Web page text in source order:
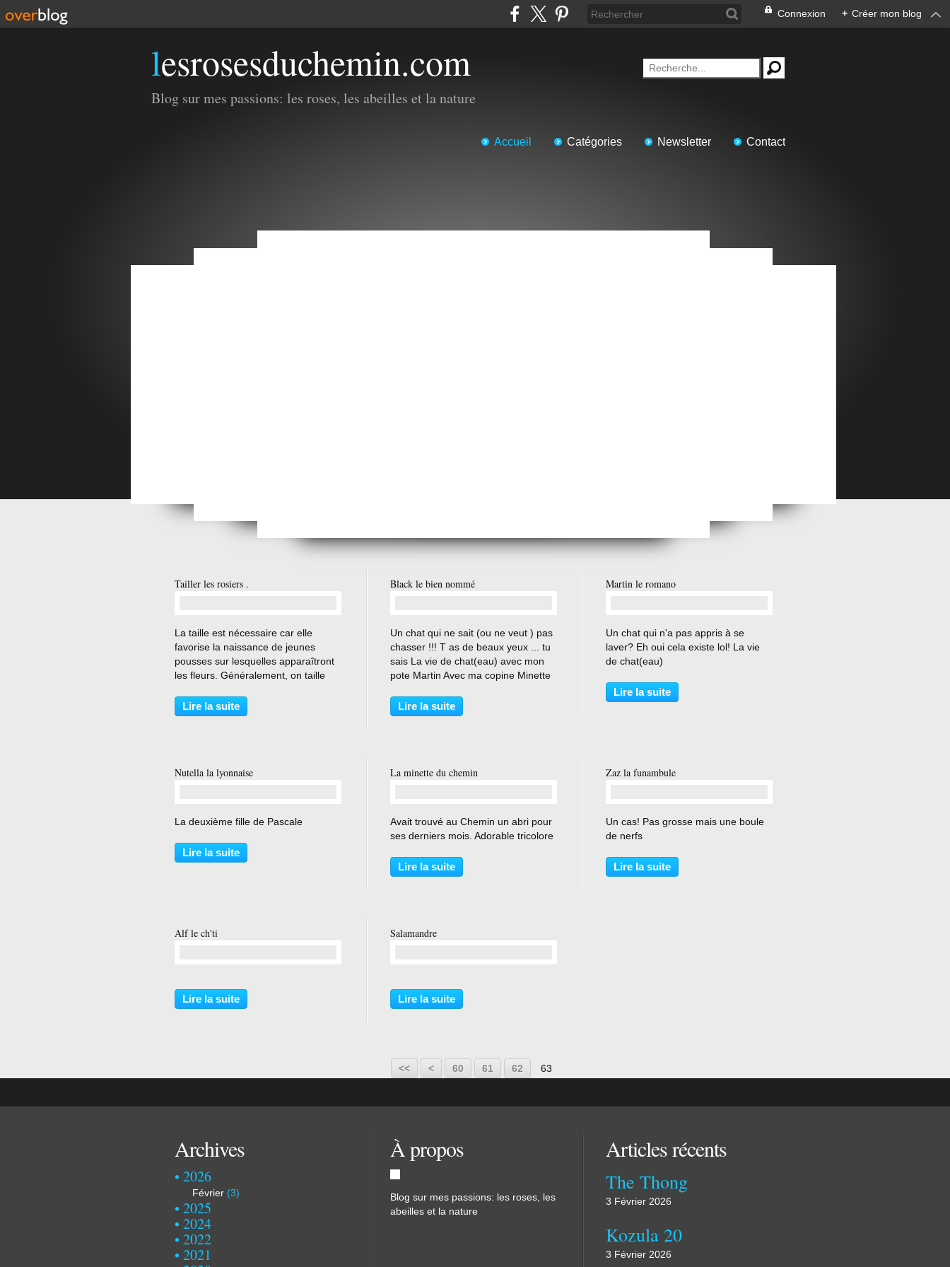
Connexion + Créer mon blog
lesrosesduchemin.com
Blog sur mes passions: les roses, les abeilles et la nature
Accueil Catégories Newsletter Contact
The Thong
Kozula 20
Kozula 179 ou Zebra zolta
Tailler les rosiers .
La taille est nécessaire car elle
favorise la naissance de jeunes
pousses sur lesquelles apparaîtront
les fleurs. Généralement, on taille
donne naissance à une tige. On
s’arrange pour couper au sécateur
Lire la suite
Black le bien nommé
Un chat qui ne sait (ou ne veut ) pas
chasser !!! T as de beaux yeux ... tu
sais La vie de chat(eau) avec mon
pote Martin Avec ma copine Minette
Lire la suite
Martin le romano
Un chat qui n'a pas appris à se
laver? Eh oui cela existe lol! La vie
de chat(eau)
Lire la suite
Nutella la lyonnaise
La deuxième fille de Pascale
Lire la suite
La minette du chemin
Avait trouvé au Chemin un abri pour
ses derniers mois. Adorable tricolore
Lire la suite
Zaz la funambule
Un cas! Pas grosse mais une boule
de nerfs
Lire la suite
Alf le ch'ti
Lire la suite
Salamandre
Lire la suite
<< < 10
20
30
40
50
60 61 62 63
Archives
2026
Février (3)
2025
2024
2022
2021
À propos
Blog sur mes passions: les roses, les
abeilles et la nature
Articles récents
The Thong
3 Février 2026
Kozula 20
3 Février 2026